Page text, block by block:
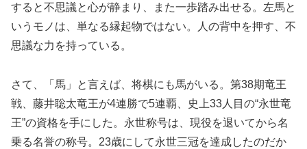
すると不思議と心が静まり、また一歩踏み出せる。左馬と
いうモノは、単なる縁起物ではない。人の背中を押す、不
思議な力を持っている。
さて、「馬」と言えば、将棋にも馬がいる。第38期竜王
戦、藤井聡太竜王が4連勝で5連覇、史上33人目の“永世竜
王”の資格を手にした。永世称号は、現役を退いてから名
乗る名誉の称号。23歳にして永世三冠を達成したのだか